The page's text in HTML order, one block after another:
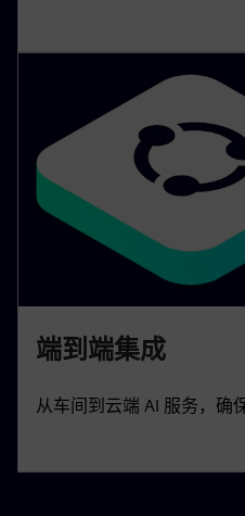
端到端集成
从车间到云端 AI 服务，确